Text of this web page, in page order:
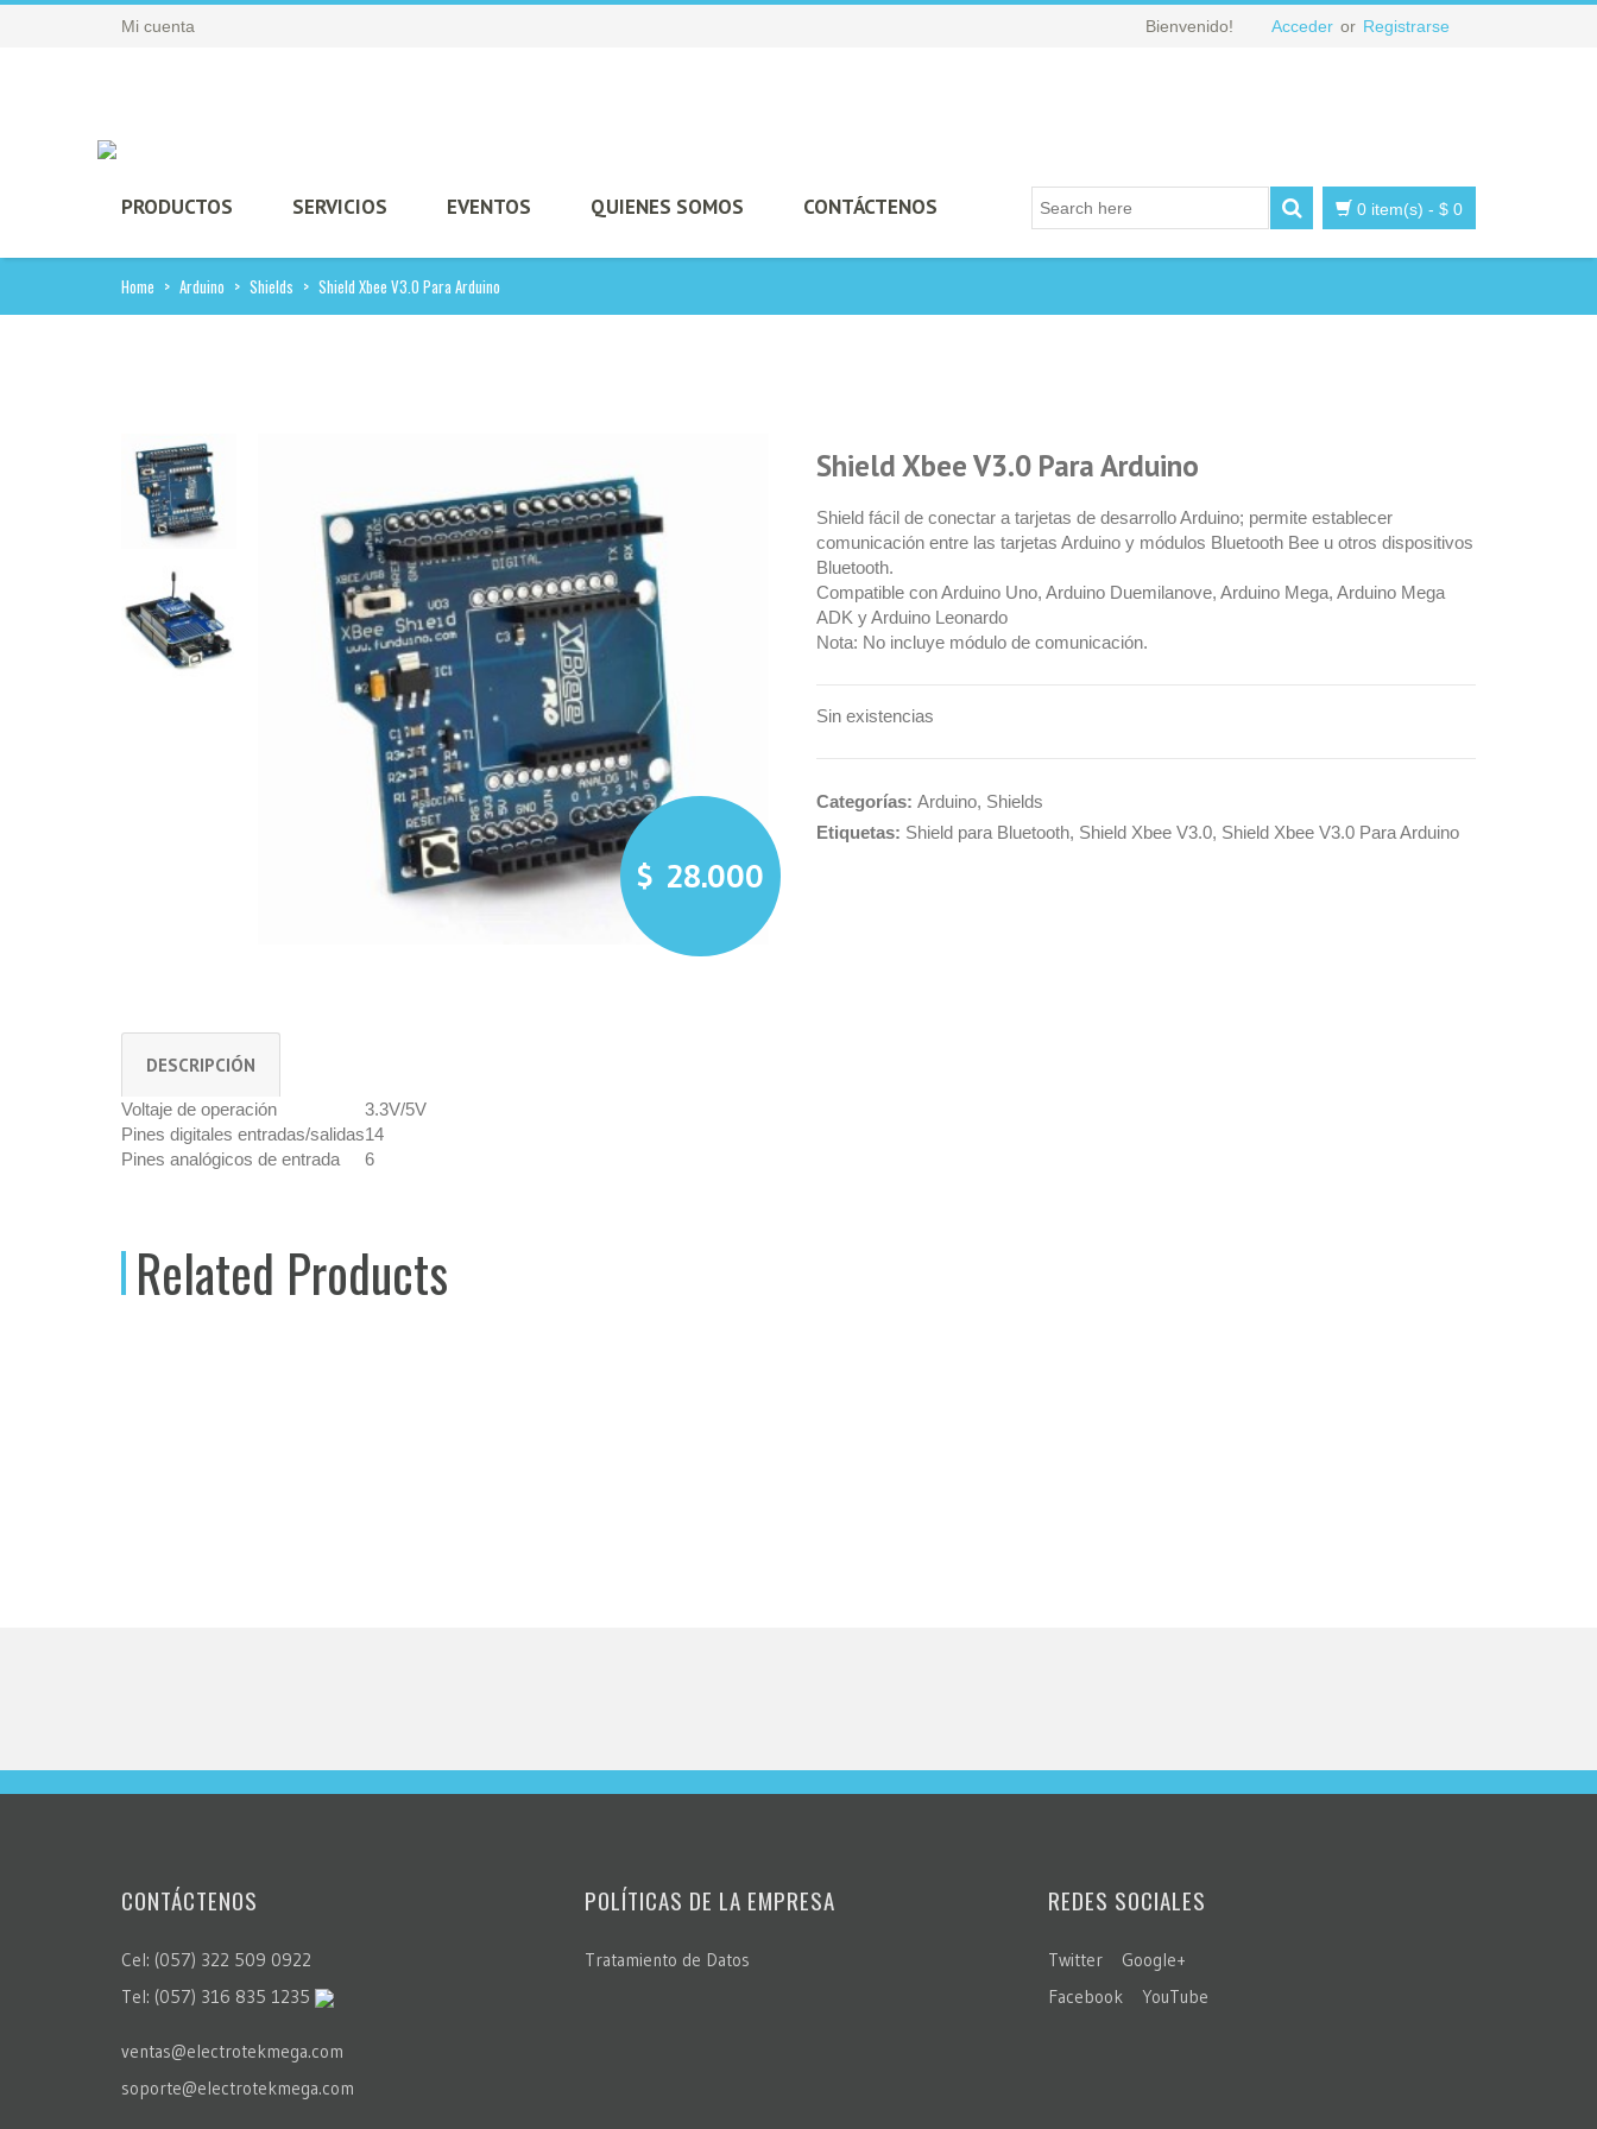
Mi cuenta Bienvenido! Acceder or Registrarse
PRODUCTOS SERVICIOS EVENTOS QUIENES SOMOS CONTÁCTENOS 0 item(s) - $ 0
Home > Arduino > Shields > Shield Xbee V3.0 Para Arduino
$ 28.000
Shield Xbee V3.0 Para Arduino
Shield fácil de conectar a tarjetas de desarrollo Arduino; permite establecer
comunicación entre las tarjetas Arduino y módulos Bluetooth Bee u otros dispositivos
Bluetooth.
Compatible con Arduino Uno, Arduino Duemilanove, Arduino Mega, Arduino Mega
ADK y Arduino Leonardo
Nota: No incluye módulo de comunicación.
Sin existencias
Categorías: Arduino, Shields
Etiquetas: Shield para Bluetooth, Shield Xbee V3.0, Shield Xbee V3.0 Para Arduino
DESCRIPCIÓN
Voltaje de operación
3.3V/5V
Pines digitales entradas/salidas14
Pines analógicos de entrada
6
Related Products
CONTÁCTENOS
Cel: (057) 322 509 0922
Tel: (057) 316 835 1235
ventas@electrotekmega.com
soporte@electrotekmega.com
POLÍTICAS DE LA EMPRESA
Tratamiento de Datos
REDES SOCIALES
Twitter
Google+
Facebook
YouTube